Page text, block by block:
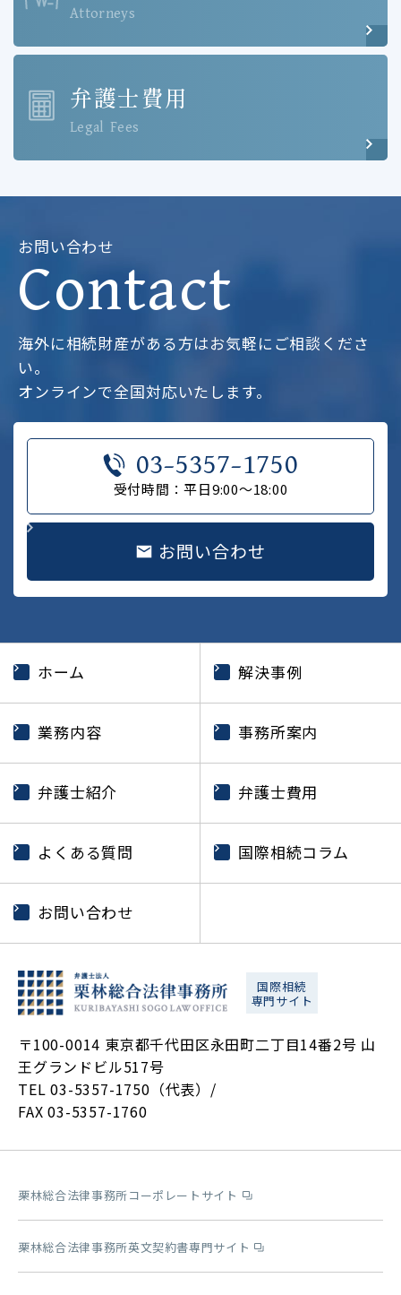
Attorneys
弁護士費用
Legal Fees
お問い合わせ
Contact
海外に相続財産がある方はお気軽にご相談くださ
い。
オンラインで全国対応いたします。
03-5357-1750
受付時間：平日9:00～18:00
お問い合わせ
ホーム 解決事例
業務内容 事務所案内
弁護士紹介 弁護士費用
よくある質問 国際相続コラム
お問い合わせ
国際相続
専門サイト
〒100-0014 東京都千代田区永田町二丁目14番2号 山
王グランドビル517号
TEL 03-5357-1750（代表）/
FAX 03-5357-1760
栗林総合法律事務所コーポレートサイト
栗林総合法律事務所英文契約書専門サイト